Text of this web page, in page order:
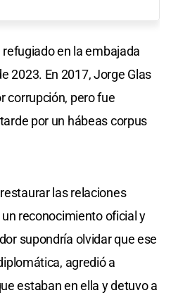
en la embajada
2023. En 2017, Jorge Glas
corrupción, pero fue
por un hábeas corpus
las relaciones
reconocimiento oficial y
supondría olvidar que ese
agredió a
estaban en ella y detuvo a